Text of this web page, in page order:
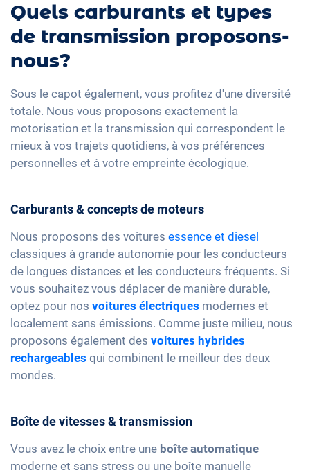
Quels carburants et types
de transmission proposons-
nous?
Sous le capot également, vous profitez d'une diversité
totale. Nous vous proposons exactement la
motorisation et la transmission qui correspondent le
mieux à vos trajets quotidiens, à vos préférences
personnelles et à votre empreinte écologique.
Carburants & concepts de moteurs
Nous proposons des voitures essence et diesel
classiques à grande autonomie pour les conducteurs
de longues distances et les conducteurs fréquents. Si
vous souhaitez vous déplacer de manière durable,
optez pour nos voitures électriques modernes et
localement sans émissions. Comme juste milieu, nous
proposons également des voitures hybrides
rechargeables qui combinent le meilleur des deux
mondes.
Boîte de vitesses & transmission
Vous avez le choix entre une boîte automatique
moderne et sans stress ou une boîte manuelle